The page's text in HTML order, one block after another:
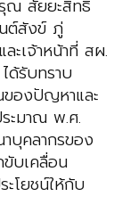
ณ สัยยะสิทธิ์
ต์สังข์ ภู่
ะเจ้าหน้าที่ สผ.
ด้รับทราบ
ของปัญหาและ
ะมาณ พ.ศ.
บุคลากรของ
บเคลื่อน
โยชน์ให้กับ